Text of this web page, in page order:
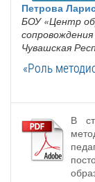
Петрова
БОУ «Центр
Чувашская
«Роль
В